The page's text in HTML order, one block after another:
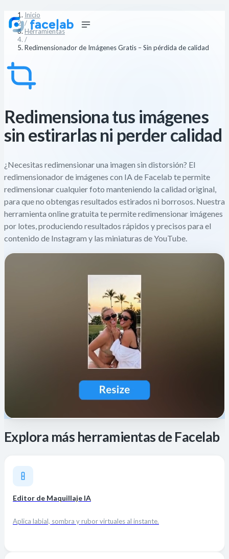
Inicio
/
Herramientas
/
Redimensionador de Imágenes Gratis – Sin pérdida de calidad
Redimensiona tus imágenes
sin estirarlas ni perder calidad
¿Necesitas redimensionar una imagen sin distorsión? El
redimensionador de imágenes con IA de Facelab te permite
redimensionar cualquier foto manteniendo la calidad original,
para que no obtengas resultados estirados ni borrosos. Nuestra
herramienta online gratuita te permite redimensionar imágenes
por lotes, produciendo resultados rápidos y precisos para el
contenido de Instagram y las miniaturas de YouTube.
Explora más herramientas de Facelab
Editor de Maquillaje IA
Aplica labial, sombra y rubor virtuales al instante.